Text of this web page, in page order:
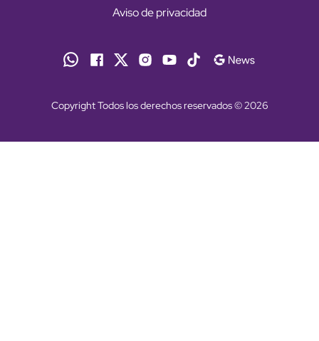
Aviso de privacidad
Copyright Todos los derechos reservados © 2026